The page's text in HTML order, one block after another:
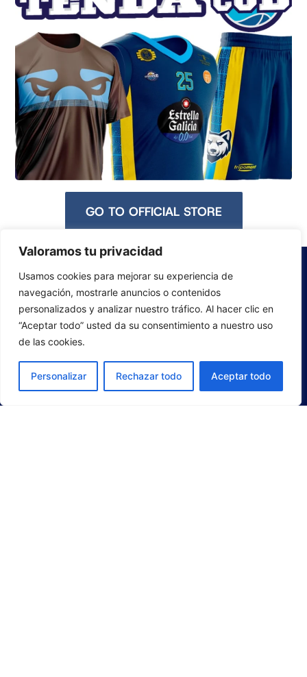
Valoramos tu privacidad
Usamos cookies para mejorar su experiencia de
navegación, mostrarle anuncios o contenidos
personalizados y analizar nuestro tráfico. Al hacer clic en
“Aceptar todo” usted da su consentimiento a nuestro uso
de las cookies.
Personalizar Rechazar todo Aceptar todo
GO TO OFFICIAL STORE